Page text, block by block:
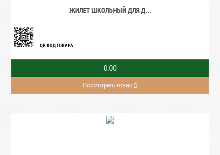
ЖИЛЕТ ШКОЛЬНЫЙ ДЛЯ Д...
QR КОД ТОВАРА
0.00
Посмотреть товар